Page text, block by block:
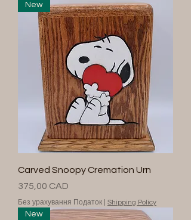
New
Carved Snoopy Cremation Urn
Ціна
375,00 CAD
Без урахування Податок Shipping Policy
New